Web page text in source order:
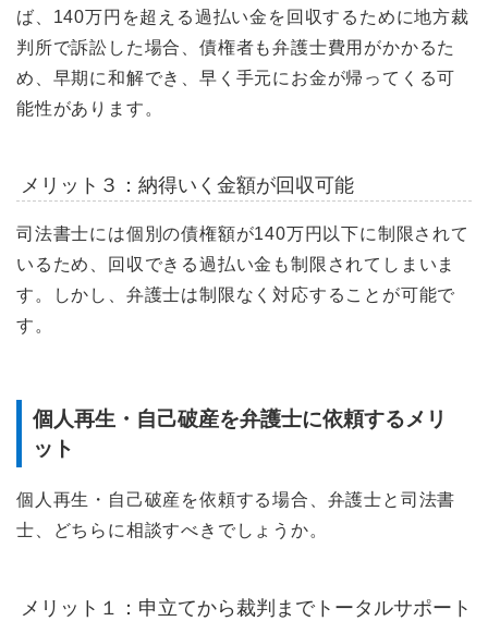
ば、140万円を超える過払い金を回収するために地方裁
判所で訴訟した場合、債権者も弁護士費用がかかるた
め、早期に和解でき、早く手元にお金が帰ってくる可
能性があります。
メリット３：納得いく金額が回収可能
司法書士には個別の債権額が140万円以下に制限されて
いるため、回収できる過払い金も制限されてしまいま
す。しかし、弁護士は制限なく対応することが可能で
す。
個人再生・自己破産を弁護士に依頼するメリ
ット
個人再生・自己破産を依頼する場合、弁護士と司法書
士、どちらに相談すべきでしょうか。
メリット１：申立てから裁判までトータルサポート